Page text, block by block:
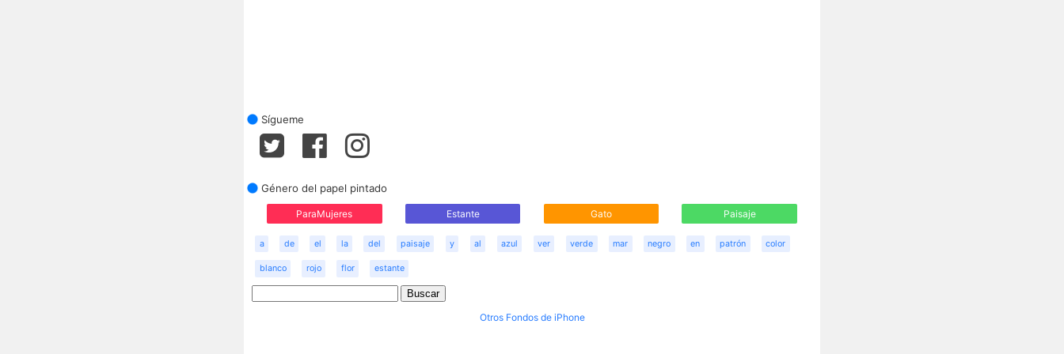
Sígueme
Género del papel pintado
ParaMujeres Estante Gato Paisaje
a de el la del paisaje y al azul ver verde mar negro en patrón color
blanco rojo flor estante
Otros Fondos de iPhone